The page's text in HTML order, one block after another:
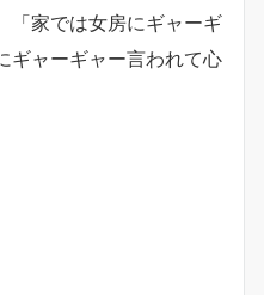
「家では女房にギャーギ
ギャーギャー言われて心